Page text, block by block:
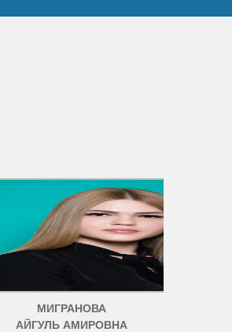
МИГРАНОВА
АЙГУЛЬ АМИРОВНА